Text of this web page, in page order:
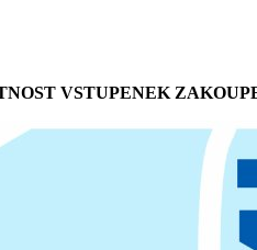
VSTUPENEK